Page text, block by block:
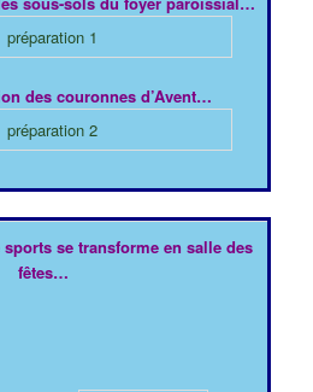
des couronnes d’Avent…
se transforme en salle des
fêtes…